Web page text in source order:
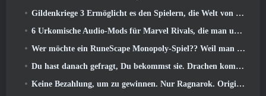
Gildenkriege 3 Ermöglicht es den Spielern, die Welt von Tyria zu erleben, bevor die Drachenältesten erwachten
6 Urkomische Audio-Mods für Marvel Rivals, die man unbedingt ausprobieren muss
Wer möchte ein RuneScape Monopoly-Spiel?? Weil man unterwegs ist
Du hast danach gefragt, Du bekommst sie. Drachen kommen online nach Albion
Keine Bezahlung, um zu gewinnen. Nur Ragnarok. Origin Classic erscheint im Juli 23